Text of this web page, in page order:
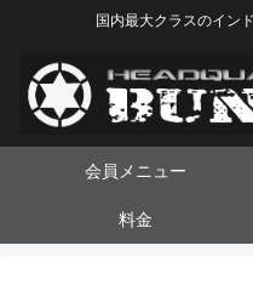
国内最大クラスのイン
会員メニュー
料金